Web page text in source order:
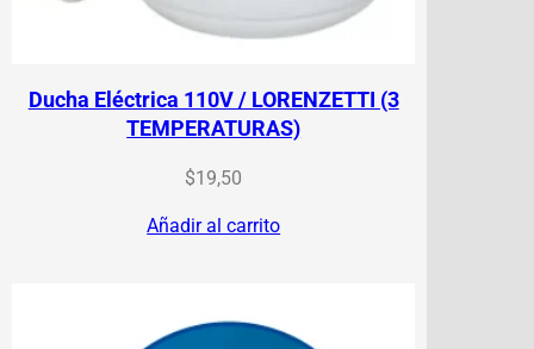
Ducha Eléctrica 110V / LORENZETTI (3
TEMPERATURAS)
$19,50
Añadir al carrito